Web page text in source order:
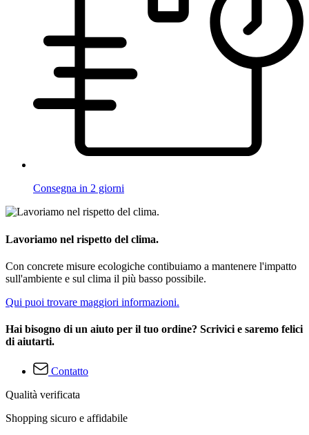
Consegna in 2 giorni
Lavoriamo nel rispetto del clima.
Con concrete misure ecologiche contibuiamo a mantenere l'impatto
sull'ambiente e sul clima il più basso possibile.
Qui puoi trovare maggiori informazioni.
Hai bisogno di un aiuto per il tuo ordine? Scrivici e saremo felici
di aiutarti.
Contatto
Qualità verificata
Shopping sicuro e affidabile